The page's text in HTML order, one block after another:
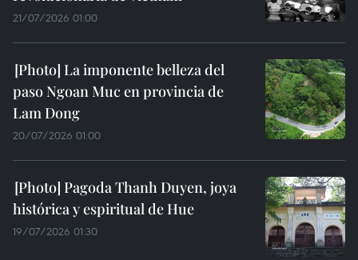
21/07/2026 01:00
La imponente belleza del
paso Ngoan Muc en provincia de
Lam Dong
20/07/2026 01:00
Pagoda Thanh Duyen, joya
histórica y espiritual de Hue
19/07/2026 01:30